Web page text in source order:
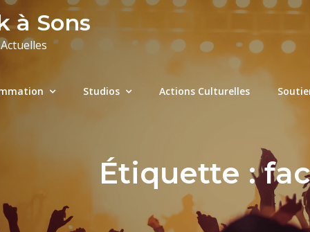
à Sons
Studios Actions Culturelles
Étiquette :